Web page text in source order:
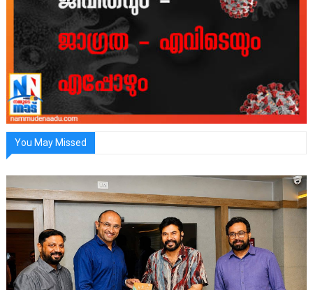
You May Missed